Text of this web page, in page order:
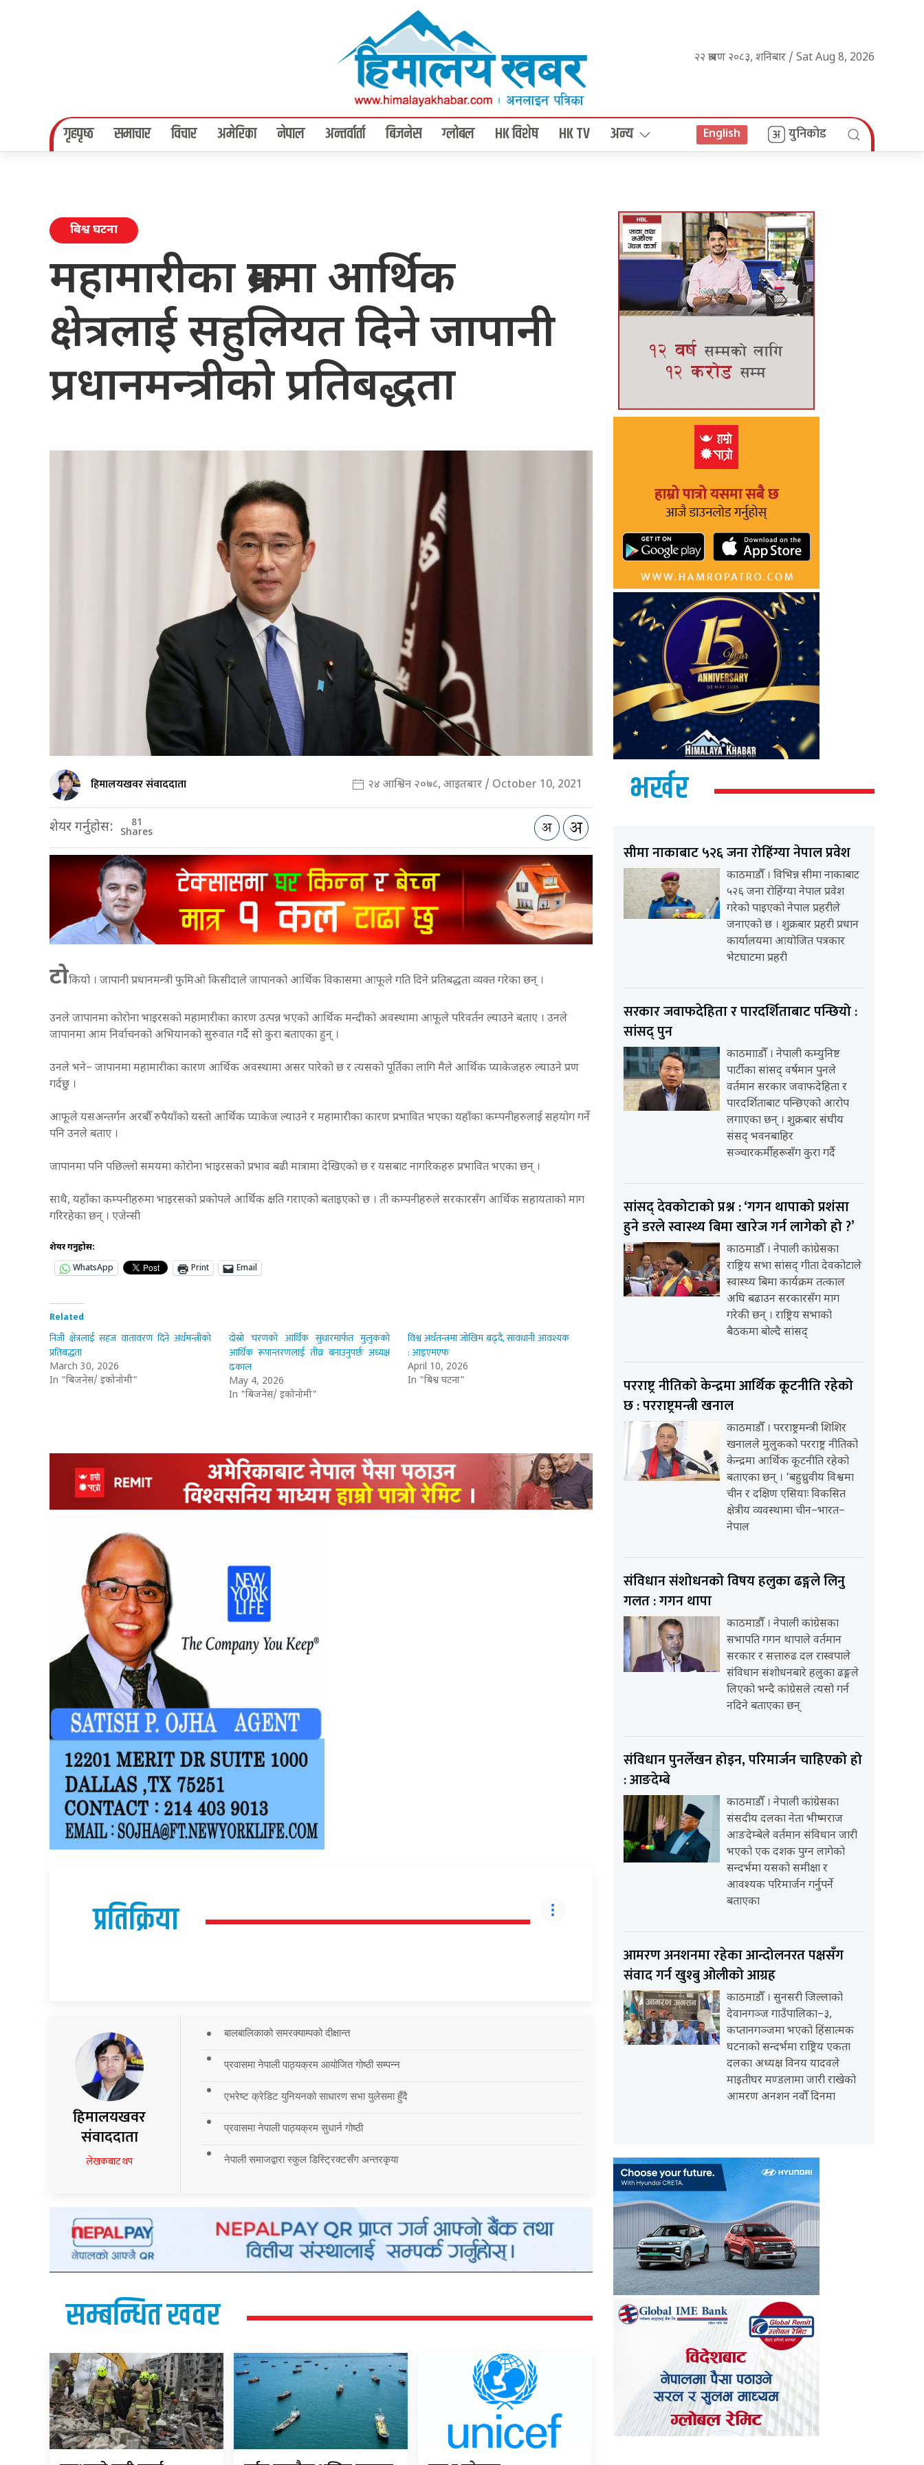
२२ श्रावण २०८३, शनिबार / Sat Aug 8, 2026
गृहपृष्‍ठ समाचार विचार अमेरिका नेपाल अन्तर्वार्ता बिजनेस ग्लोबल HK विशेष HK TV अन्य English युनिकोड
बिश्व घटना
महामारीका क्रममा आर्थिक
क्षेत्रलाई सहुलियत दिने जापानी
प्रधानमन्त्रीको प्रतिबद्धता
हिमालयखवर संवाददाता २४ आश्विन २०७८, आइतबार / October 10, 2021
शेयर गर्नुहोस: 81
Shares
टोकियो । जापानी प्रधानमन्त्री फुमिओ किसीदाले जापानको आर्थिक विकासमा आफूले गति दिने प्रतिबद्धता व्यक्त गरेका छन् ।
उनले जापानमा कोरोना भाइरसको महामारीका कारण उत्पन्न भएको आर्थिक मन्दीको अवस्थामा आफूले परिवर्तन ल्याउने बताए । उनले
जापानमा आम निर्वाचनको अभियानको सुरुवात गर्दै सो कुरा बताएका हुन् ।
उनले भने– जापानमा महामारीका कारण आर्थिक अवस्थामा असर पारेको छ र त्यसको पूर्तिका लागि मैले आर्थिक प्याकेजहरु ल्याउने प्रण
गर्दछु ।
आफूले यसअन्तर्गन अरबौँ रुपैयाँको यस्तो आर्थिक प्याकेज ल्याउने र महामारीका कारण प्रभावित भएका यहाँका कम्पनीहरुलाई सहयोग गर्ने
पनि उनले बताए ।
जापानमा पनि पछिल्लो समयमा कोरोना भाइरसको प्रभाव बढी मात्रामा देखिएको छ र यसबाट नागरिकहरु प्रभावित भएका छन् ।
साथै, यहाँका कम्पनीहरुमा भाइरसको प्रकोपले आर्थिक क्षति गराएको बताइएको छ । ती कम्पनीहरुले सरकारसँग आर्थिक सहायताको माग
गरिरहेका छन् । एजेन्सी
शेयर गर्नुहोस:
WhatsApp
Print Email
Related
निजी क्षेत्रलाई सहज वातावरण दिने अर्थमन्त्रीको
प्रतिबद्धता
March 30, 2026
In "बिजनेस/ इकोनोमी"
दोस्रो चरणको आर्थिक सुधारमार्फत मुलुकको
आर्थिक रूपान्तरणलाई तीव्र बनाउनुपर्छः अध्यक्ष
ढकाल
May 4, 2026
In "बिजनेस/ इकोनोमी"
विश्व अर्थतन्त्रमा जोखिम बढ्दै, सावधानी आवश्यक
: आइएमएफ
April 10, 2026
In "बिश्व घटना"
प्रतिक्रिया
हिमालयखवर
संवाददाता
लेखकबाट थप
बालबालिकाको समरक्याम्पको दीक्षान्त
प्रवासमा नेपाली पाठ्यक्रम आयोजित गोष्ठी सम्पन्न
एभरेष्ट क्रेडिट युनियनको साधारण सभा युलेसमा हुँदै
प्रवासमा नेपाली पाठ्यक्रम सुधार्न गोष्ठी
नेपाली समाजद्वारा स्कुल डिस्ट्रिक्टसँग अन्तरकृया
सम्बन्धित खवर
भर्खर
सीमा नाकाबाट ५२६ जना रोहिंग्या नेपाल प्रवेश
काठमाडौँ । विभिन्न सीमा नाकाबाट
५२६ जना रोहिंग्या नेपाल प्रवेश
गरेको पाइएको नेपाल प्रहरीले
जनाएको छ । शुक्रबार प्रहरी प्रधान
कार्यालयमा आयोजित पत्रकार
भेटघाटमा प्रहरी
सरकार जवाफदेहिता र पारदर्शिताबाट पन्छियो :
सांसद् पुन
काठमााडौँ । नेपाली कम्युनिष्ट
पार्टीका सांसद् वर्षमान पुनले
वर्तमान सरकार जवाफदेहिता र
पारदर्शिताबाट पन्छिएको आरोप
लगाएका छन् । शुक्रबार संघीय
संसद् भवनबाहिर
सञ्चारकर्मीहरूसँग कुरा गर्दै
सांसद् देवकोटाको प्रश्न : ‘गगन थापाको प्रशंसा
हुने डरले स्वास्थ्य बिमा खारेज गर्न लागेको हो ?’
काठमाडौँ । नेपाली कांग्रेसका
राष्ट्रिय सभा सांसद् गीता देवकोटाले
स्वास्थ्य बिमा कार्यक्रम तत्काल
अघि बढाउन सरकारसँग माग
गरेकी छन् । राष्ट्रिय सभाको
बैठकमा बोल्दै सांसद्
परराष्ट्र नीतिको केन्द्रमा आर्थिक कूटनीति रहेको
छ : परराष्ट्रमन्त्री खनाल
काठमाडौँ । परराष्ट्रमन्त्री शिशिर
खनालले मुलुकको परराष्ट्र नीतिको
केन्द्रमा आर्थिक कूटनीति रहेको
बताएका छन् । ‘बहुध्रुवीय विश्वमा
चीन र दक्षिण एसियाः विकसित
क्षेत्रीय व्यवस्थामा चीन–भारत–
नेपाल
संविधान संशोधनको विषय हलुका ढङ्गले लिनु
गलत : गगन थापा
काठमाडौँ । नेपाली कांग्रेसका
सभापति गगन थापाले वर्तमान
सरकार र सत्तारुढ दल रास्वपाले
संविधान संशोधनबारे हलुका ढङ्गले
लिएको भन्दै कांग्रेसले त्यसो गर्न
नदिने बताएका छन्
संविधान पुनर्लेखन होइन, परिमार्जन चाहिएको हो
: आङदेम्बे
काठमाडौँ । नेपाली कांग्रेसका
संसदीय दलका नेता भीष्मराज
आङदेम्बेले वर्तमान संविधान जारी
भएको एक दशक पुग्न लागेको
सन्दर्भमा यसको समीक्षा र
आवश्यक परिमार्जन गर्नुपर्ने
बताएका
आमरण अनशनमा रहेका आन्दोलनरत पक्षसँग
संवाद गर्न खुश्बु ओलीको आग्रह
काठमाडौँ । सुनसरी जिल्लाको
देवानगञ्ज गाउँपालिका–३,
कप्तानगञ्जमा भएको हिंसात्मक
घटनाको सन्दर्भमा राष्ट्रिय एकता
दलका अध्यक्ष विनय यादवले
माइतीघर मण्डलामा जारी राखेको
आमरण अनशन नवौँ दिनमा